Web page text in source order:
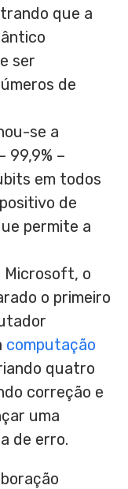
que a
ser
de
se a
99,9% –
em todos
de
permite a
Microsoft, o
o primeiro
computação
quatro
correção e
uma
de erro.